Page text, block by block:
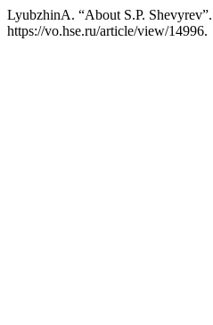
LyubzhinA. “About S.P. Shevyrev”.
https://vo.hse.ru/article/view/14996.